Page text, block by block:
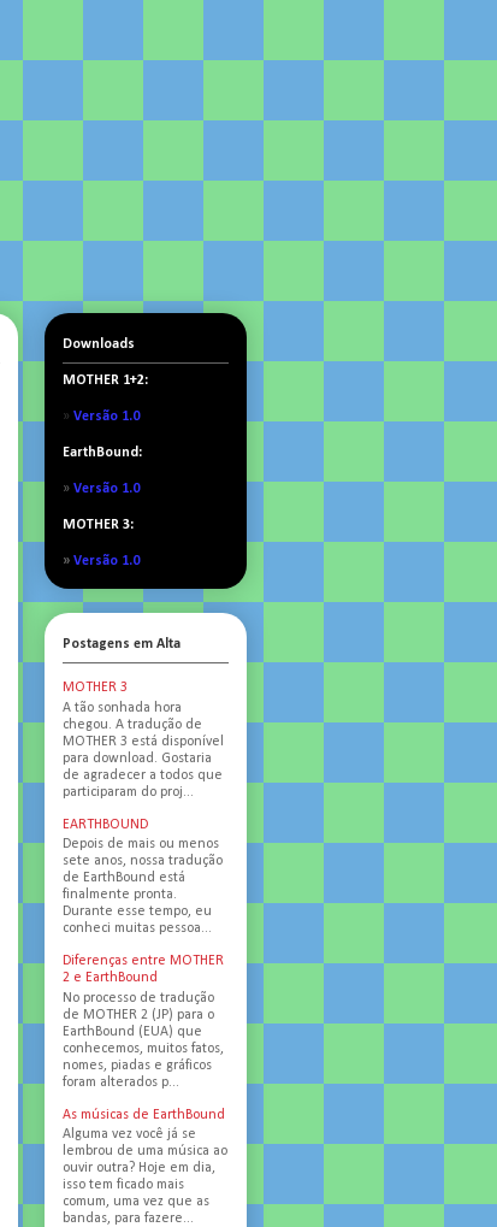
Downloads
MOTHER 1+2:
» Versão 1.0
EarthBound:
» Versão 1.0
MOTHER 3:
» Versão 1.0
Postagens em Alta
MOTHER 3
A tão sonhada hora
chegou. A tradução de
MOTHER 3 está disponível
para download. Gostaria
de agradecer a todos que
participaram do proj...
EARTHBOUND
Depois de mais ou menos
sete anos, nossa tradução
de EarthBound está
finalmente pronta.
Durante esse tempo, eu
conheci muitas pessoa...
Diferenças entre MOTHER
2 e EarthBound
No processo de tradução
de MOTHER 2 (JP) para o
EarthBound (EUA) que
conhecemos, muitos fatos,
nomes, piadas e gráficos
foram alterados p...
As músicas de EarthBound
Alguma vez você já se
lembrou de uma música ao
ouvir outra? Hoje em dia,
isso tem ficado mais
comum, uma vez que as
bandas, para fazere...